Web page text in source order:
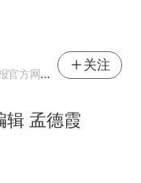
方网易号
关注
辑 孟德霞